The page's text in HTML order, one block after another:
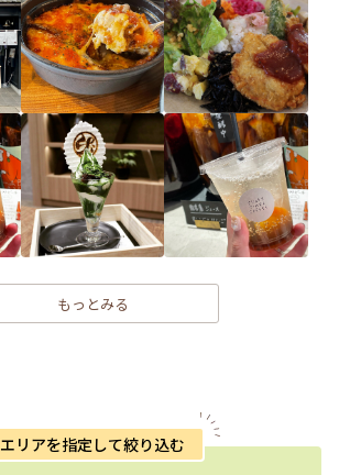
もっとみる
エリアを指定して絞り込む